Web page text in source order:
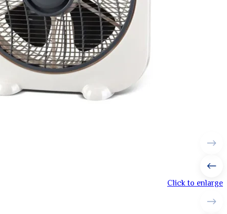
Click to enlarge